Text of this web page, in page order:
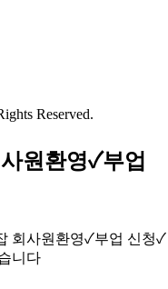
Reserved.
원환영✓부업
회사원환영✓부업 신청✓
니다